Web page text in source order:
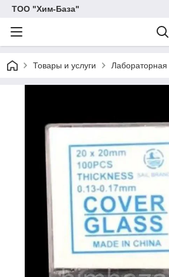
ТОО "Хим-База"
Товары и услуги Лабораторная